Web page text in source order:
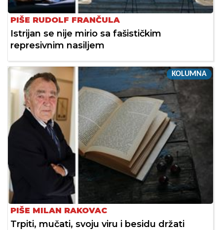
PIŠE RUDOLF FRANČULA
Istrijan se nije mirio sa fašističkim
represivnim nasiljem
KOLUMNA
PIŠE MILAN RAKOVAC
Trpiti, mučati, svoju viru i besidu držati